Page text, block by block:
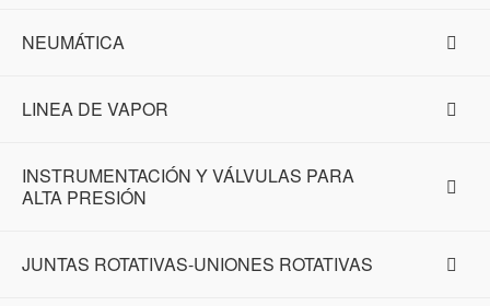
NEUMÁTICA
LINEA DE VAPOR
INSTRUMENTACIÓN Y VÁLVULAS PARA
ALTA PRESIÓN
JUNTAS ROTATIVAS-UNIONES ROTATIVAS